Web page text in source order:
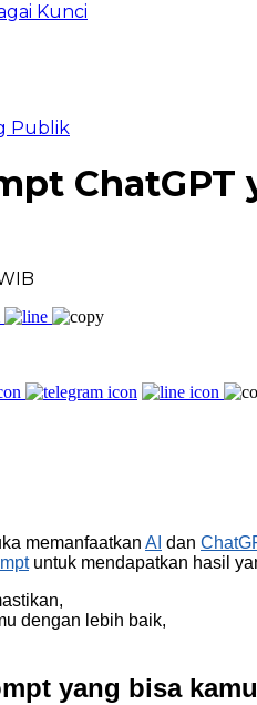
Kunci
Publik
memanfaatkan AI dan
untuk mendapatkan hasil
dengan lebih baik,
yang bisa